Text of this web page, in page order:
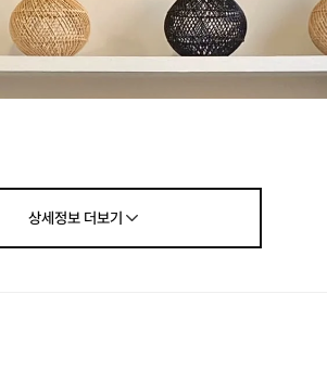
상세정보더보기